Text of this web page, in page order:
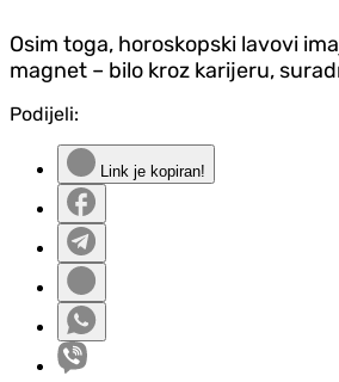
Osim toga, horoskopski lavovi
magnet – bilo kroz karijeru,
Podijeli:
Link je kopiran!